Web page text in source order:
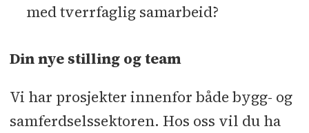
med tverrfaglig samarbeid?
Din nye stilling og team
Vi har prosjekter innenfor både bygg- og
samferdselssektoren. Hos oss vil du ha